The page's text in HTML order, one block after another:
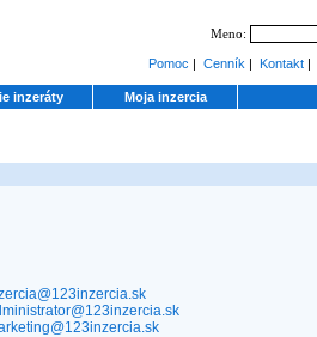
Meno:
Pomoc | Cenník | Kontakt |
inzeráty Moja inzercia